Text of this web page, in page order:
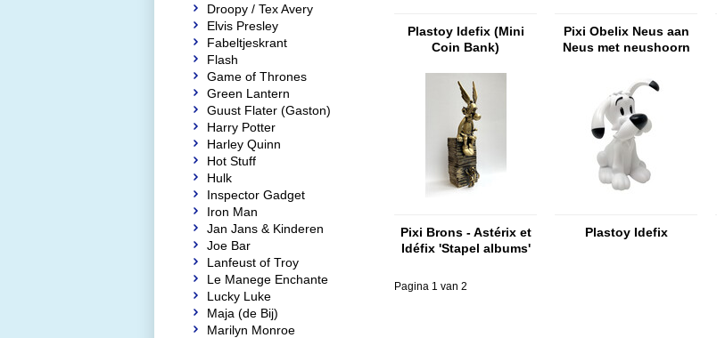
Plastoy Idefix (Mini
Coin Bank)
Pixi Obelix Neus aan
Neus met neushoorn
Pixi Brons - Astérix et
Idéfix 'Stapel albums'
Plastoy Idefix
Pagina 1 van 2
Droopy / Tex Avery
Elvis Presley
Fabeltjeskrant
Flash
Game of Thrones
Green Lantern
Guust Flater (Gaston)
Harry Potter
Harley Quinn
Hot Stuff
Hulk
Inspector Gadget
Iron Man
Jan Jans & Kinderen
Joe Bar
Lanfeust of Troy
Le Manege Enchante
Lucky Luke
Maja (de Bij)
Marilyn Monroe